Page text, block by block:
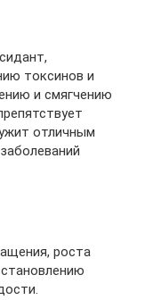
токсинов и
и смягчению
отличным
роста